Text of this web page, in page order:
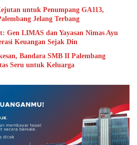
untuk Penumpang GA113,
Jelang Terbang
Gen LIMAS dan Yayasan Nimas Ayu
Keuangan Sejak Din
Bandara SMB II Palembang
Seru untuk Keluarga